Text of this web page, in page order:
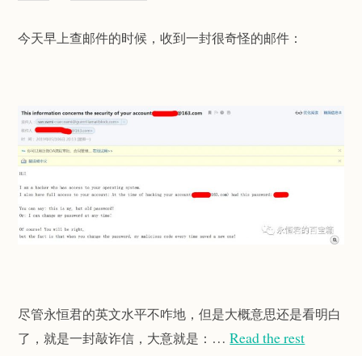
今天早上查邮件的时候，收到一封很奇怪的邮件：
尽管永恒君的英文水平不咋地，但是大概意思还是看明白
了，就是一封敲诈信，大意就是： …Read the rest